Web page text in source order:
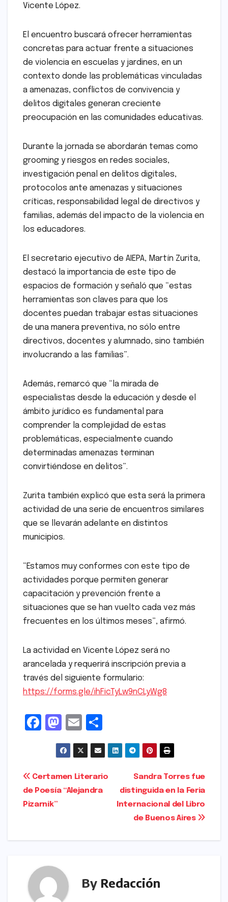
Vicente López.
El encuentro buscará ofrecer herramientas
concretas para actuar frente a situaciones
de violencia en escuelas y jardines, en un
contexto donde las problemáticas vinculadas
a amenazas, conflictos de convivencia y
delitos digitales generan creciente
preocupación en las comunidades educativas.
Durante la jornada se abordarán temas como
grooming y riesgos en redes sociales,
investigación penal en delitos digitales,
protocolos ante amenazas y situaciones
críticas, responsabilidad legal de directivos y
familias, además del impacto de la violencia en
los educadores.
El secretario ejecutivo de AIEPA, Martín Zurita,
destacó la importancia de este tipo de
espacios de formación y señaló que “estas
herramientas son claves para que los
docentes puedan trabajar estas situaciones
de una manera preventiva, no sólo entre
directivos, docentes y alumnado, sino también
involucrando a las familias”.
Además, remarcó que “la mirada de
especialistas desde la educación y desde el
ámbito jurídico es fundamental para
comprender la complejidad de estas
problemáticas, especialmente cuando
determinadas amenazas terminan
convirtiéndose en delitos”.
Zurita también explicó que esta será la primera
actividad de una serie de encuentros similares
que se llevarán adelante en distintos
municipios.
“Estamos muy conformes con este tipo de
actividades porque permiten generar
capacitación y prevención frente a
situaciones que se han vuelto cada vez más
frecuentes en los últimos meses”, afirmó.
La actividad en Vicente López será no
arancelada y requerirá inscripción previa a
través del siguiente formulario:
https://forms.gle/ihFicTyLw9nCLyWg8
F
e
b
o
k
M
a
s
t
o
n
E
m
ai
l
h
ar
e
Navegación
de
Sandra Torres fue
distinguida en la Feria
Internacional del Libro
de Buenos Aires
Certamen Literario
de Poesía “Alejandra
Pizarnik”
By Redacción